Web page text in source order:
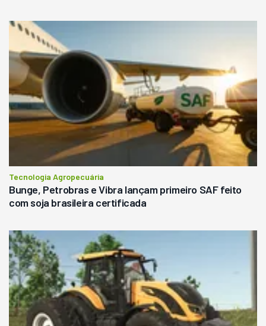
Tecnologia Agropecuária
Bunge, Petrobras e Vibra lançam primeiro SAF feito
com soja brasileira certificada